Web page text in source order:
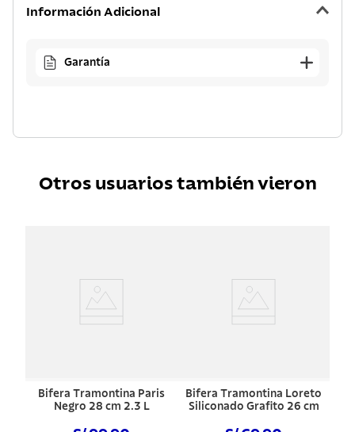
Información Adicional
Garantía
Otros usuarios también vieron
Bifera Tramontina Paris
Negro 28 cm 2.3 L
Bifera Tramontina Loreto
Siliconado Grafito 26 cm